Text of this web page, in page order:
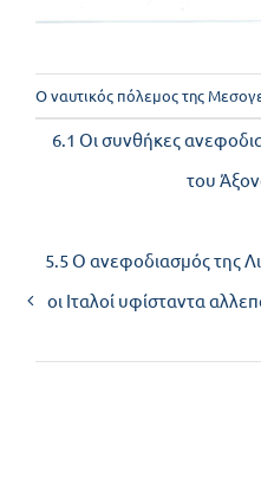
Ο ναυτικός πόλεμος της
6.1 Οι συνθήκες
του
5.5 Ο ανεφοδιασμός της
οι Ιταλοί υφίσταντα